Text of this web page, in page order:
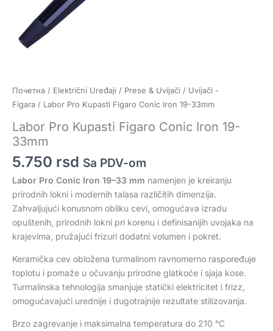
Почетна / Električni Uređaji / Prese & Uvijači / Uvijači -
Figara / Labor Pro Kupasti Figaro Conic Iron 19-33mm
Labor Pro Kupasti Figaro Conic Iron 19-
33mm
5.750 rsd Sa PDV-om
Labor Pro Conic Iron 19–33 mm namenjen je kreiranju
prirodnih lokni i modernih talasa različitih dimenzija.
Zahvaljujući konusnom obliku cevi, omogućava izradu
opuštenih, prirodnih lokni pri korenu i definisanijih uvojaka na
krajevima, pružajući frizuri dodatni volumen i pokret.
Keramička cev obložena turmalinom ravnomerno raspoređuje
toplotu i pomaže u očuvanju prirodne glatkoće i sjaja kose.
Turmalinska tehnologija smanjuje statički elektricitet i frizz,
omogućavajući urednije i dugotrajnije rezultate stilizovanja.
Brzo zagrevanje i maksimalna temperatura do 210 °C